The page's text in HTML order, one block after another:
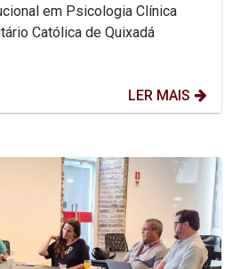
em Psicologia Clínica
Católica de Quixadá
LER MAIS